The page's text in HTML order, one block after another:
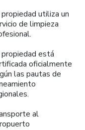
propiedad utiliza un
de limpieza
propiedad está
oficialmente
las pautas de
al